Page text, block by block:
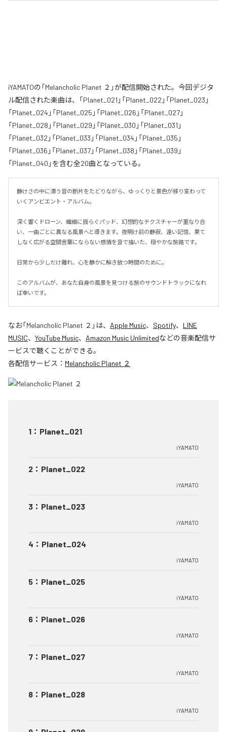
iYAMATOの「Melancholic Planet ２」が配信開始された。今回デジタ
ル配信された楽曲は、「Planet_021」「Planet_022」「Planet_023」
「Planet_024」「Planet_025」「Planet_026」「Planet_027」
「Planet_028」「Planet_029」「Planet_030」「Planet_031」
「Planet_032」「Planet_033」「Planet_034」「Planet_035」
「Planet_036」「Planet_037」「Planet_038」「Planet_039」
「Planet_040」を含む全20曲となっている。
静けさの中に漂う音の断片をたどりながら、ゆっくりと景色が移り変わって
いくアンビエント・アルバム。
深く響くドローン、繊細に揺らぐパッド、幻想的なテクスチャーが重なり合
い、一曲ごとに異なる風景へと導きます。夜明け前の静寂、遠い記憶、果て
しなく広がる空間――言葉にならない感情を音で描いた、穏やかな旅路です。
日常から少しだけ離れ、心を静かに解き放つ時間のために。
このアルバムが、あなた自身の風景を見つける旅のサウンドトラックになれ
ば幸いです。
なお「Melancholic Planet ２ 」は、 Apple Music、 Spotify、 LINE
MUSIC、 YouTube Music、 Amazon Music Unlimitedなどの音楽配信サ
ービスで聴くことができる。
各配信サービス： Melancholic Planet ２
1 ： Planet_021
iYAMATO
2 ： Planet_022
iYAMATO
3 ： Planet_023
iYAMATO
4 ： Planet_024
iYAMATO
5 ： Planet_025
iYAMATO
6 ： Planet_026
iYAMATO
7 ： Planet_027
iYAMATO
8 ： Planet_028
iYAMATO